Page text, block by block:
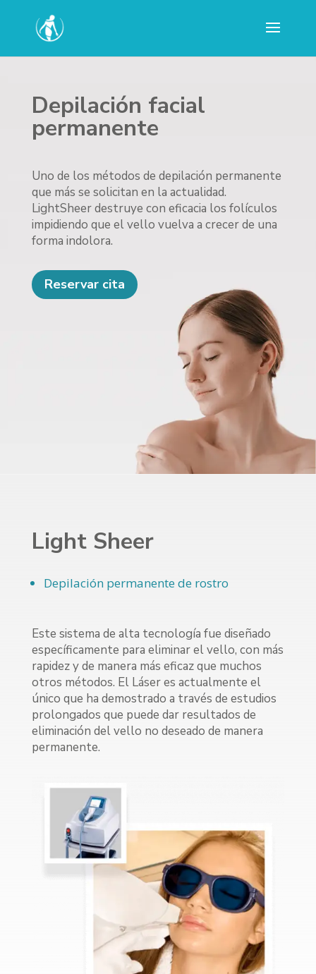
Depilación facial
permanente
Uno de los métodos de depilación permanente
que más se solicitan en la actualidad.
LightSheer destruye con eficacia los folículos
impidiendo que el vello vuelva a crecer de una
forma indolora.
Reservar cita
Light Sheer
Depilación permanente de rostro
Este sistema de alta tecnología fue diseñado
específicamente para eliminar el vello, con más
rapidez y de manera más eficaz que muchos
otros métodos. El Láser es actualmente el
único que ha demostrado a través de estudios
prolongados que puede dar resultados de
eliminación del vello no deseado de manera
permanente.